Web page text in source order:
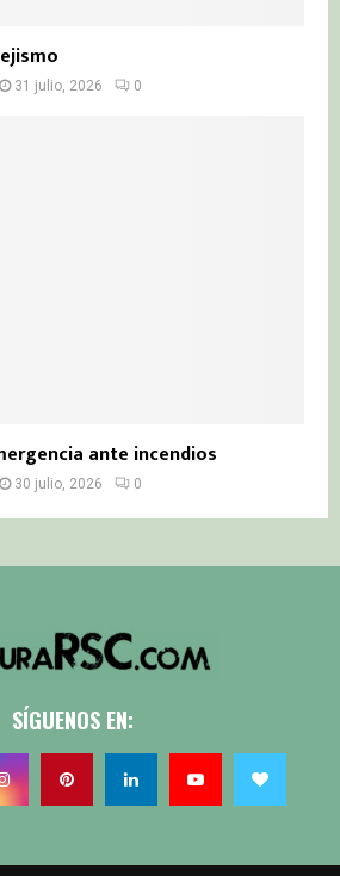
31 julio, 2026 0
ante incendios
30 julio, 2026 0
SÍGUENOS EN: